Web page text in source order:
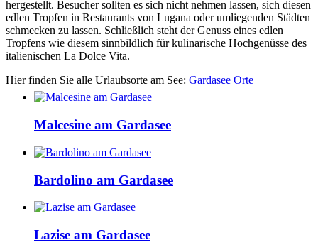
hergestellt. Besucher sollten es sich nicht nehmen lassen, sich diesen
edlen Tropfen in Restaurants von Lugana oder umliegenden Städten
schmecken zu lassen. Schließlich steht der Genuss eines edlen
Tropfens wie diesem sinnbildlich für kulinarische Hochgenüsse des
italienischen La Dolce Vita.
Hier finden Sie alle Urlaubsorte am See: Gardasee Orte
Malcesine am Gardasee
Bardolino am Gardasee
Lazise am Gardasee